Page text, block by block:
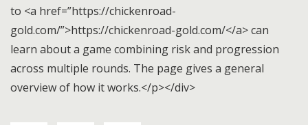
to <a href=”https://chickenroad-
gold.com/”>https://chickenroad-gold.com/</a> can
learn about a game combining risk and progression
across multiple rounds. The page gives a general
overview of how it works.</p></div>